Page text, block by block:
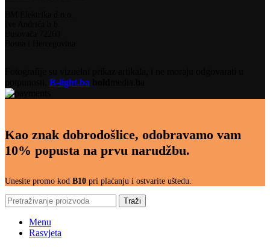
B-light.ba
Kao znak dobrodošlice, odobravamo vam
10% popusta na prvu narudžbu.
Unesite promo kod B10 pri plaćanju i ostvarite uštedu.
Traži
Menu
Rasvjeta